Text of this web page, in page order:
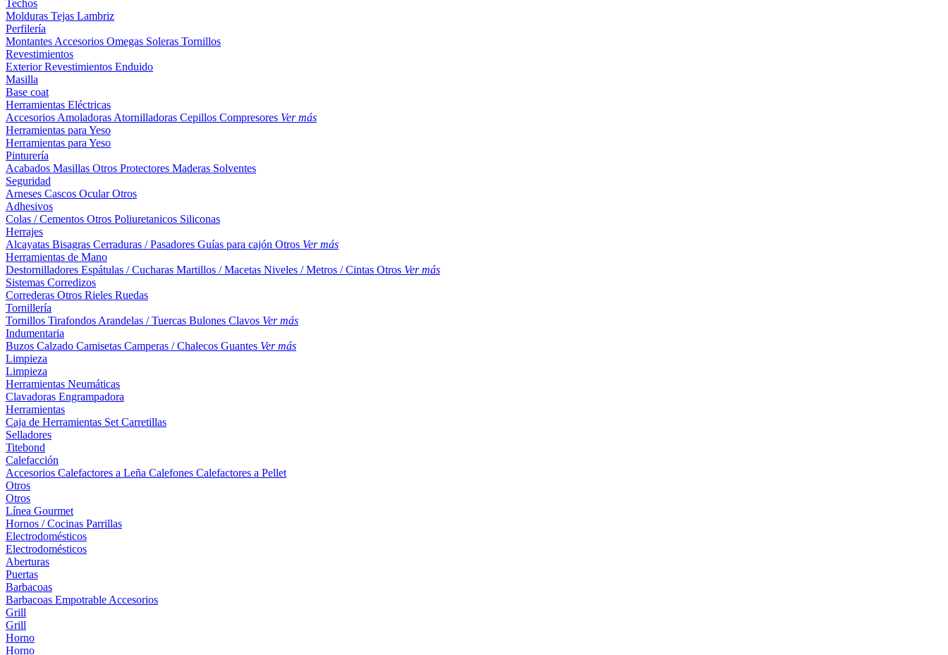
Techos
Molduras Tejas Lambriz
Perfilería
Montantes Accesorios Omegas Soleras Tornillos
Revestimientos
ExteriorRevestimientos Enduido
Masilla
Base coat
Herramientas Eléctricas
Accesorios Amoladoras Atornilladoras Cepillos Compresores Ver más
Herramientas para Yeso
Herramientas para Yeso
Pinturería
Acabados Masillas Otros Protectores Maderas Solventes
Seguridad
Arneses Cascos OcularOtros
Adhesivos
Colas / Cementos Otros Poliuretanicos Siliconas
Herrajes
Alcayatas Bisagras Cerraduras / Pasadores Guías para cajón Otros Ver más
Herramientas de Mano
Destornilladores Espátulas / Cucharas Martillos / Macetas Niveles / Metros / Cintas Otros Ver más
Sistemas Corredizos
Correderas Otros Rieles Ruedas
Tornillería
Tornillos Tirafondos Arandelas / Tuercas Bulones Clavos Ver más
Indumentaria
Buzos Calzado Camisetas Camperas / Chalecos Guantes Ver más
Limpieza
Limpieza
Herramientas Neumáticas
Clavadoras Engrampadora
Herramientas
Caja de Herramientas Set Carretillas
Selladores
Titebond
Calefacción
Accesorios Calefactores a Leña Calefones Calefactores a Pellet
Otros
Otros
Línea Gourmet
Hornos / Cocinas Parrillas
Electrodomésticos
Electrodomésticos
Aberturas
Puertas
Barbacoas
Barbacoas Empotrable Accesorios
Grill
Grill
Horno
Horno